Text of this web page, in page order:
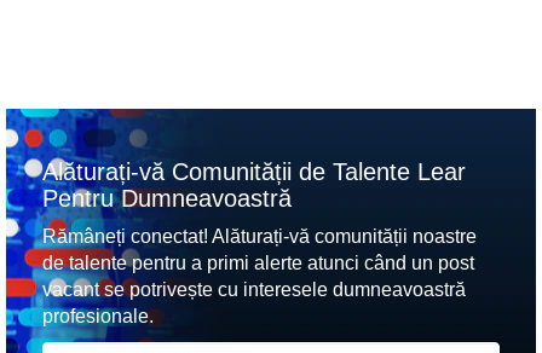
Alăturați-vă Comunității de Talente Lear
Pentru Dumneavoastră
Rămâneți conectat! Alăturați-vă comunității noastre
de talente pentru a primi alerte atunci când un post
vacant se potrivește cu interesele dumneavoastră
profesionale.